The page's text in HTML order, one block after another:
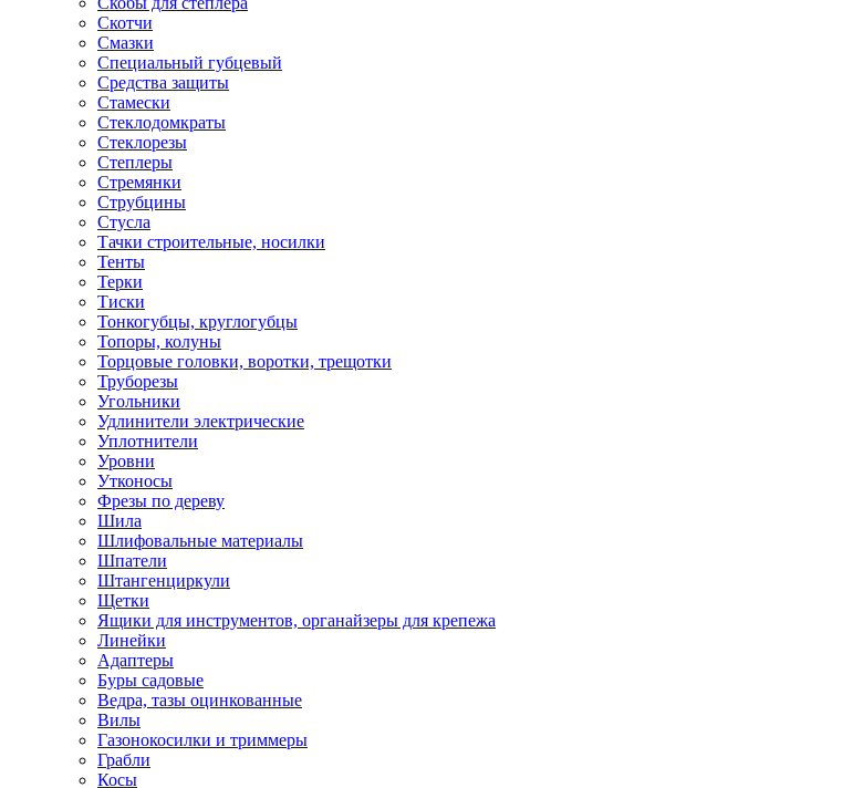
Скотчи
Смазки
Специальный губцевый
Средства защиты
Стамески
Стеклодомкраты
Стеклорезы
Степлеры
Стремянки
Струбцины
Стусла
Тачки строительные, носилки
Тенты
Терки
Тиски
Тонкогубцы, круглогубцы
Топоры, колуны
Торцовые головки, воротки, трещотки
Труборезы
Угольники
Удлинители электрические
Уплотнители
Уровни
Утконосы
Фрезы по дереву
Шила
Шлифовальные материалы
Шпатели
Штангенциркули
Щетки
Ящики для инструментов, органайзеры для крепежа
Линейки
Адаптеры
Буры садовые
Ведра, тазы оцинкованные
Вилы
Газонокосилки и триммеры
Грабли
Косы